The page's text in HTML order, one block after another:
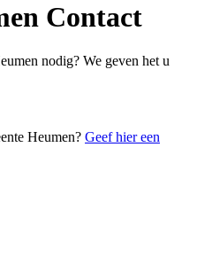
Contact
nodig? We geven het u
Heumen? Geef hier een